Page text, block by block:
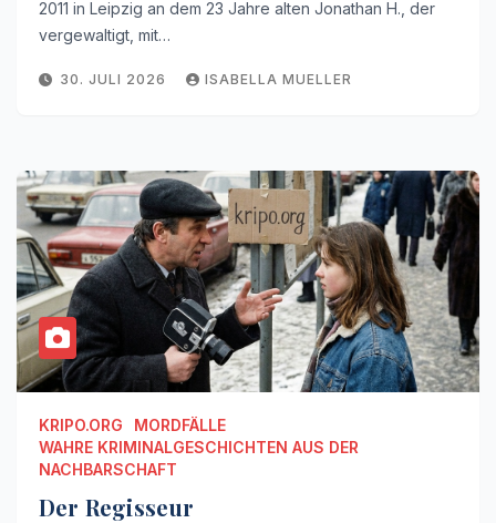
2011 in Leipzig an dem 23 Jahre alten Jonathan H., der
vergewaltigt, mit…
30. JULI 2026 ISABELLA MUELLER
KRIPO.ORG
MORDFÄLLE
WAHRE KRIMINALGESCHICHTEN AUS DER
NACHBARSCHAFT
Der Regisseur